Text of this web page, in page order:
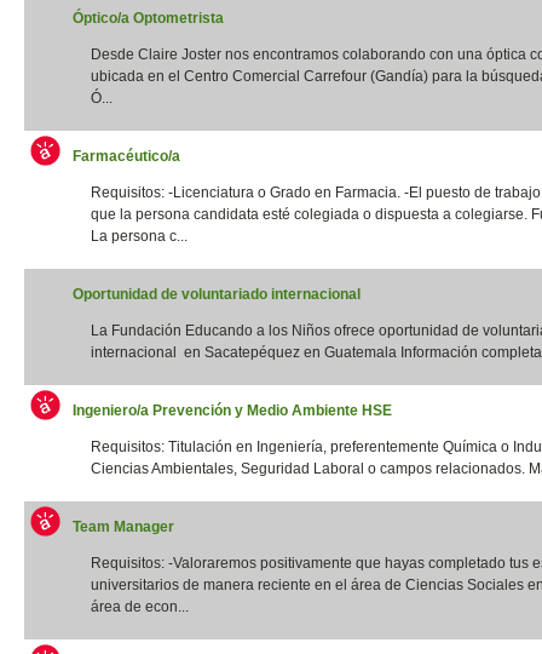
Óptico/a Optometrista
Desde Claire Joster nos encontramos colaborando con una óptica
ubicada en el Centro Comercial Carrefour (Gandía) para la
Ó...
Farmacéutico/a
Requisitos: -Licenciatura o Grado en Farmacia. -El puesto de
que la persona candidata esté colegiada o dispuesta a colegiarse.
La persona c...
Oportunidad de voluntariado internacional
La Fundación Educando a los Niños ofrece oportunidad de
internacional en Sacatepéquez en Guatemala Información
Ingeniero/a Prevención y Medio Ambiente HSE
Requisitos: Titulación en Ingeniería, preferentemente Química o
Ciencias Ambientales, Seguridad Laboral o campos relacionados.
Team Manager
Requisitos: -Valoraremos positivamente que hayas completado tus
universitarios de manera reciente en el área de Ciencias Sociales
área de econ...